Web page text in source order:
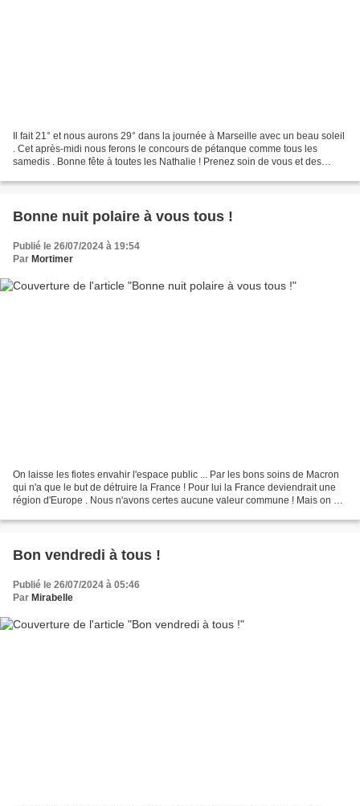
Il fait 21° et nous aurons 29° dans la journée à Marseille avec un beau soleil
. Cet après-midi nous ferons le concours de pétanque comme tous les
samedis . Bonne fête à toutes les Nathalie ! Prenez soin de vous et des
Bonne nuit polaire à vous tous !
Publié le 26/07/2024 à 19:54
Par Mortimer
On laisse les fiotes envahir l'espace public ... Par les bons soins de Macron
qui n'a que le but de détruire la France ! Pour lui la France deviendrait une
région d'Europe . Nous n'avons certes aucune valeur commune ! Mais on est
Bon vendredi à tous !
Publié le 26/07/2024 à 05:46
Par Mirabelle